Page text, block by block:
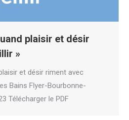
plaisir et désir
»
et désir riment avec
Bains Flyer-Bourbonne-
Télécharger le PDF